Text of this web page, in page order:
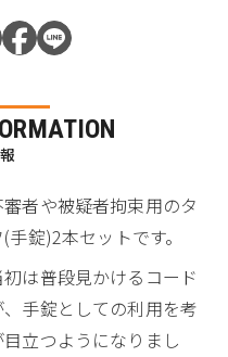
者や被疑者拘束用のタ
錠)2本セットです。
は普段見かけるコード
手錠としての利用を考
立つようになりまし